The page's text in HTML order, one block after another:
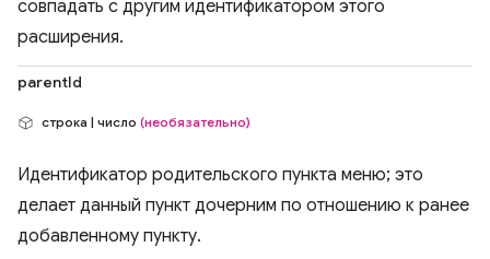
совпадать с другим идентификатором этого
расширения.
parentId
строка | число (необязательно)
Идентификатор родительского пункта меню; это
делает данный пункт дочерним по отношению к ранее
добавленному пункту.